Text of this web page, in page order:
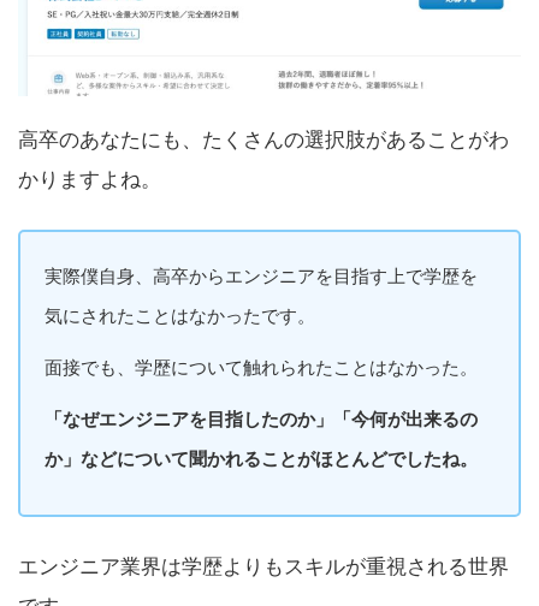
高卒のあなたにも、たくさんの選択肢があることがわ
かりますよね。
実際僕自身、高卒からエンジニアを目指す上で学歴を
気にされたことはなかったです。
面接でも、学歴について触れられたことはなかった。
「なぜエンジニアを目指したのか」「今何が出来るの
か」などについて聞かれることがほとんどでしたね。
エンジニア業界は学歴よりもスキルが重視される世界